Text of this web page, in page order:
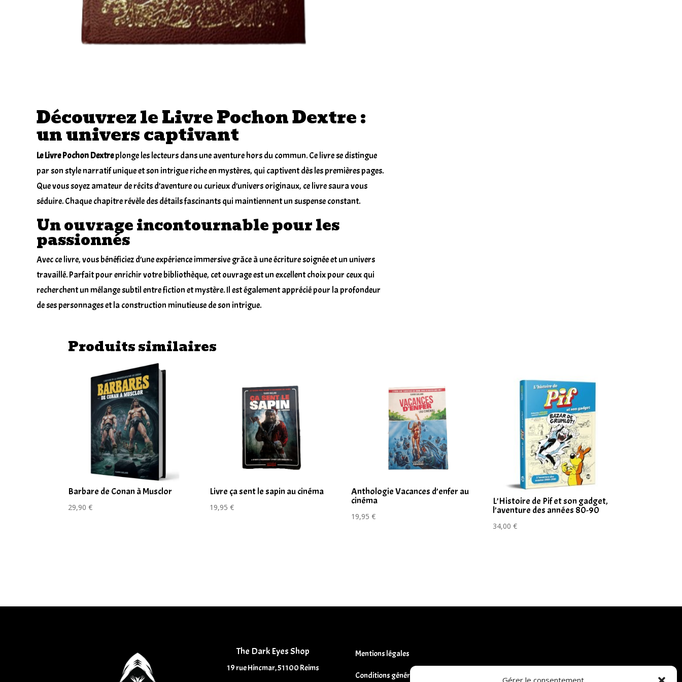
Gérer le consentement
Découvrez le Livre Pochon Dextre :
un univers captivant
Le Livre Pochon Dextreplonge les lecteurs dans une aventure hors du commun. Celivrese distingue
par son style narratif unique et son intrigue riche en mystères, qui captivent dès les premières pages.
Que vous soyez amateur de récits d’aventure ou curieux d’univers originaux, ce livre saura vous
séduire. Chaque chapitre révèle des détails fascinants qui maintiennent un suspense constant.
Un ouvrage incontournable pour les
passionnés
Avec ce livre, vous bénéficiez d’une expérience immersive grâce à une écriture soignée et un univers
travaillé. Parfait pour enrichir votre bibliothèque, cet ouvrage est un excellent choix pour ceux qui
recherchent un mélange subtil entre fiction et mystère. Il est également apprécié pour la profondeur
de ses personnages et la construction minutieuse de son intrigue.
Produits similaires
Barbare de Conan à Musclor
29,90€
Livre ça sent le sapin au cinéma
19,95€
Anthologie Vacances d’enfer au
cinéma
19,95€
L’Histoire de Pif et son gadget,
l’aventure des années 80-90
34,00€
The Dark Eyes Shop
19 rue Hincmar, 51100 Reims
Mentions légales
Conditions générales de vente